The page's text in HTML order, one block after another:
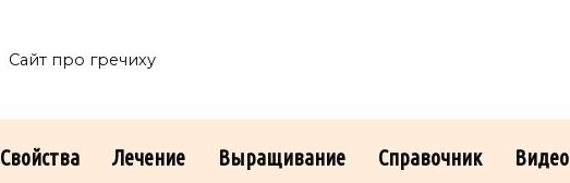
Сайт про гречиху
Свойства Лечение Выращивание Справочник Видео